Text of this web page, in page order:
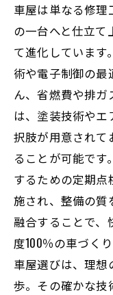
車屋は単なる修
の一台へと仕立て
て進化しています
術や電子制御の最
ん、省燃費や排ガ
は、塗装技術や
択肢が用意されて
ることが可能で
するための定期
施され、整備の質
融合することで、
度100％の車づく
車屋選びは、理
歩。その確かな技